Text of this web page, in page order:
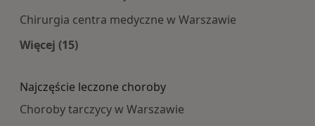
Chirurgia centra medyczne w Warszawie
Więcej (15)
Najczęście leczone choroby
Choroby tarczycy w Warszawie